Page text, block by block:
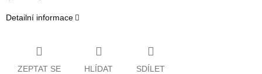
Detailní informace
ZEPTAT SE HLÍDAT SDÍLET